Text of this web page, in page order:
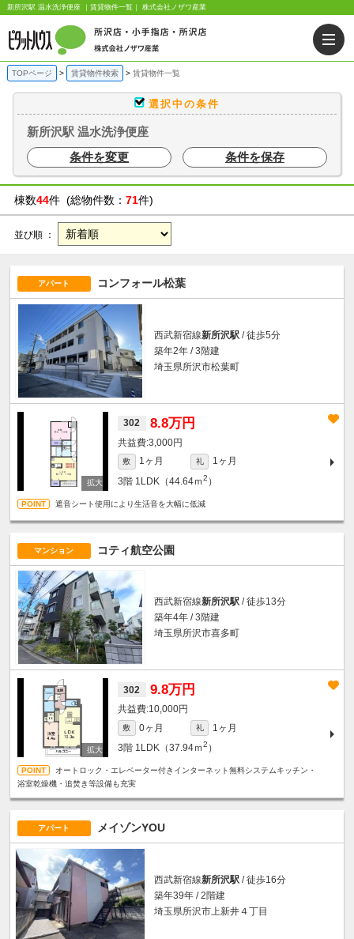
新所沢駅 温水洗浄便座 ｜賃貸物件一覧｜ 株式会社ノザワ産業
TOPページ 賃貸物件検索 賃貸物件一覧
選択中の条件
新所沢駅 温水洗浄便座
条件を変更
条件を保存
棟数44件 (総物件数： 71件)
並び順 ：
アパート コンフォール松葉
西武新宿線新所沢駅 / 徒歩5分
築年2年 / 3階建
埼玉県所沢市松葉町
302 8.8万円
3,000円
敷 1ヶ月 礼
1ヶ月
3階 1LDK（44.64ｍ2 ）
遮音シート使用により生活音を大幅に低減
マンション コティ航空公園
西武新宿線新所沢駅 / 徒歩13分
築年4年 / 3階建
埼玉県所沢市喜多町
302 9.8万円
10,000円
敷 0ヶ月 礼
1ヶ月
3階 1LDK（37.94ｍ2 ）
オートロック・エレベーター付きインターネット無料システムキッチン・
浴室乾燥機・追焚き等設備も充実
アパート メイゾンYOU
西武新宿線新所沢駅 / 徒歩16分
築年39年 / 2階建
埼玉県所沢市上新井４丁目